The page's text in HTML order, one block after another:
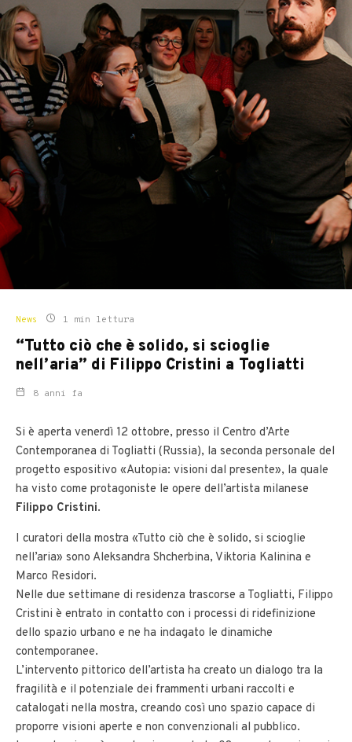
News 1 min lettura
“Tutto ciò che è solido, si scioglie
nell’aria” di Filippo Cristini a Togliatti
8 anni fa
Si è aperta venerdì 12 ottobre, presso il Centro d’Arte
Contemporanea di Togliatti (Russia), la seconda personale del
progetto espositivo «Autopia: visioni dal presente», la quale
ha visto come protagoniste le opere dell’artista milanese
Filippo Cristini.
I curatori della mostra «Tutto ciò che è solido, si scioglie
nell’aria» sono Aleksandra Shcherbina, Viktoria Kalinina e
Marco Residori.
Nelle due settimane di residenza trascorse a Togliatti, Filippo
Cristini è entrato in contatto con i processi di ridefinizione
dello spazio urbano e ne ha indagato le dinamiche
contemporanee.
L’intervento pittorico dell’artista ha creato un dialogo tra la
fragilità e il potenziale dei frammenti urbani raccolti e
catalogati nella mostra, creando così uno spazio capace di
proporre visioni aperte e non convenzionali al pubblico.